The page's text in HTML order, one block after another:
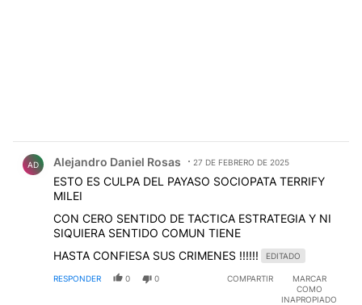
AD Alejandro Daniel Rosas 27 DE FEBRERO DE 2025
ESTO ES CULPA DEL PAYASO SOCIOPATA TERRIFY
MILEI
CON CERO SENTIDO DE TACTICA ESTRATEGIA Y NI
SIQUIERA SENTIDO COMUN TIENE
HASTA CONFIESA SUS CRIMENES !!!!!!
EDITADO
RESPONDER 0 0 COMPARTIR
MARCAR
COMO
INAPROPIADO